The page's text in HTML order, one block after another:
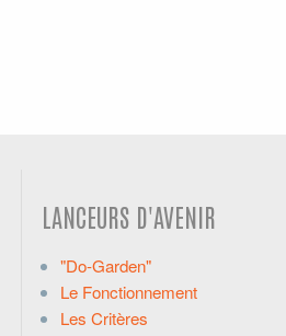
LANCEURS D'AVENIR
"Do-Garden"
Le Fonctionnement
Les Critères